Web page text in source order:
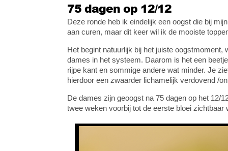
75 dagen op 12/12
Deze ronde heb ik eindelijk een oogst die bij
aan curen, maar dit keer wil ik de mooiste
Het begint natuurlijk bij het juiste
dames in het systeem. Daarom is het een
rijpe kant en sommige andere wat minder. Je
hierdoor een zwaarder lichamelijk verdovend /
De dames zijn geoogst na 75 dagen op het 12/
twee weken voorbij tot de eerste bloei